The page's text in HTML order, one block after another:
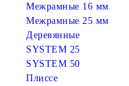
Межрамные 16 мм
Межрамные 25 мм
Деревянные
SYSTEM 25
SYSTEM 50
Плиссе